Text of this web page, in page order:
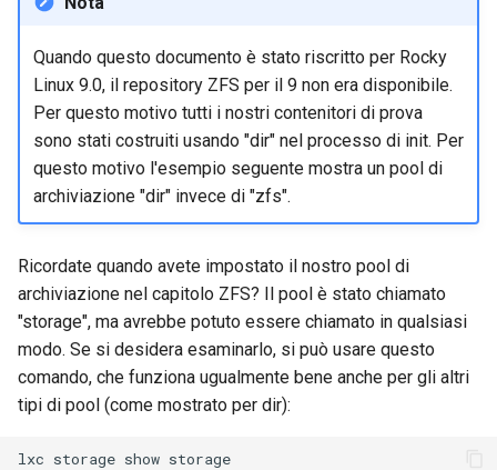
Quando questo documento è stato riscritto per Rocky
Linux 9.0, il repository ZFS per il 9 non era disponibile.
Per questo motivo tutti i nostri contenitori di prova
sono stati costruiti usando "dir" nel processo di init. Per
questo motivo l'esempio seguente mostra un pool di
archiviazione "dir" invece di "zfs".
Ricordate quando avete impostato il nostro pool di
archiviazione nel capitolo ZFS? Il pool è stato chiamato
"storage", ma avrebbe potuto essere chiamato in qualsiasi
modo. Se si desidera esaminarlo, si può usare questo
comando, che funziona ugualmente bene anche per gli altri
tipi di pool (come mostrato per dir):
lxc storage show